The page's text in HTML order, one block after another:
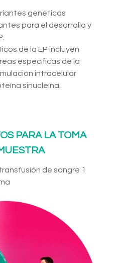
genéticas
para el desarrollo y
de la EP incluyen
específicas de la
intracelular
sinucleína.
PARA LA TOMA
de sangre 1